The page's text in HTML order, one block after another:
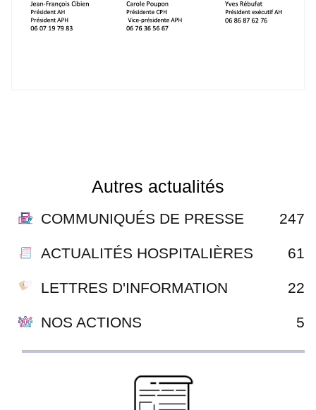
Autres actualités
COMMUNIQUÉS DE PRESSE 247
ACTUALITÉS HOSPITALIÈRES 61
LETTRES D'INFORMATION 22
NOS ACTIONS 5